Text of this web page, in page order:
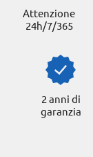
Attenzione
24h/7/365
2 anni di
garanzia